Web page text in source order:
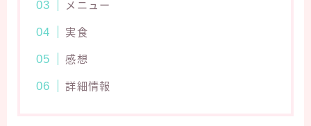
メニュー
実食
感想
詳細情報